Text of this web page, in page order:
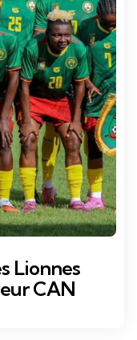
Lionnes
CAN